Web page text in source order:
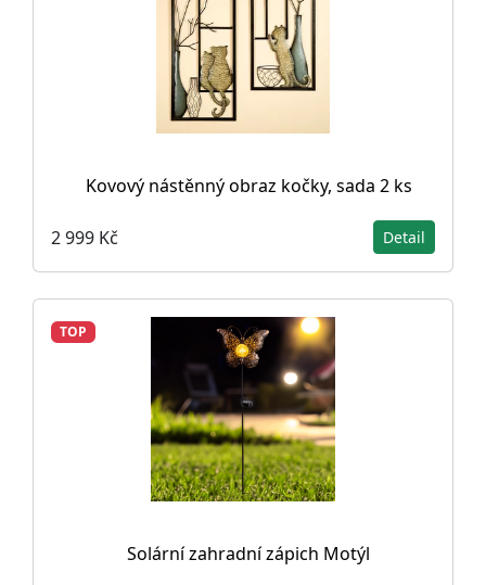
Kovový nástěnný obraz kočky, sada 2 ks
2 999 Kč Detail
TOP
Solární zahradní zápich Motýl